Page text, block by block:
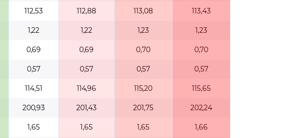
112,53 112,88 113,08 113,43
1,22 1,22 1,23 1,23
0,69 0,69 0,70 0,70
0,57 0,57 0,57 0,57
114,51 114,96 115,20 115,65
200,93 201,43 201,75 202,24
1,65 1,65 1,65 1,66